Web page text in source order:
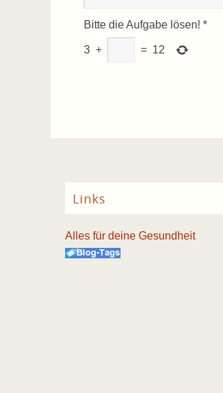
Bitte die Aufgabe lösen! *
3 + = 12
Links
Alles für deine Gesundheit